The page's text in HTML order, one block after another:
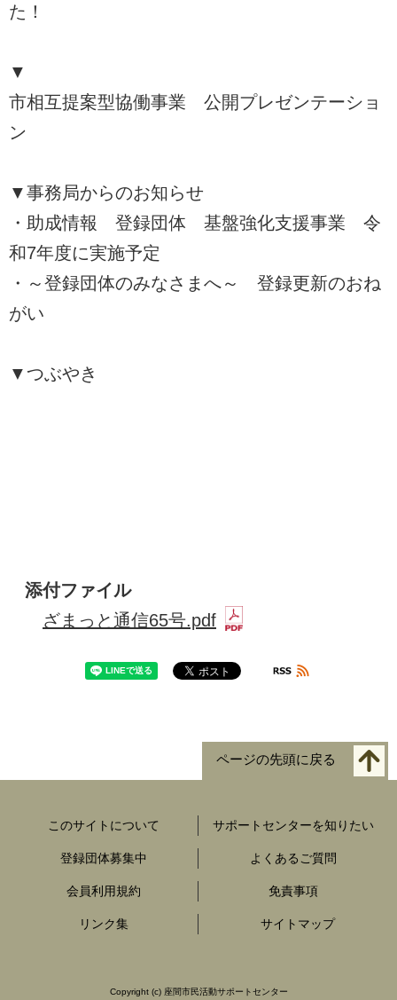
た！
▼
市相互提案型協働事業 公開プレゼンテーショ
ン
▼事務局からのお知らせ
・助成情報 登録団体 基盤強化支援事業 令
和7年度に実施予定
・～登録団体のみなさまへ～ 登録更新のおね
がい
▼つぶやき
添付ファイル
ざまっと通信65号.pdf
ページの先頭に戻る
このサイトについて サポートセンターを知りたい
登録団体募集中 よくあるご質問
会員利用規約 免責事項
リンク集 サイトマップ
Copyright (c) 座間市民活動サポートセンター